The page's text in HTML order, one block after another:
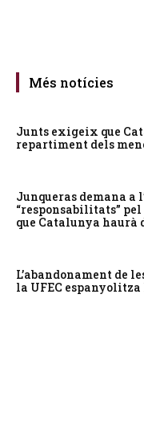
Més notícies
Junts exigeix que
repartiment dels
Junqueras demana a
“responsabilitats”
que Catalunya
L’abandonament de
la UFEC espanyolitza